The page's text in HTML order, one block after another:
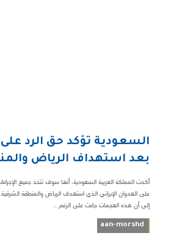
السعودية تؤكد حق الرد على
بعد استهداف الرياض
أكدت المملكة العربية السعودية، أنها سوف تتخذ جميع الإجراءات
على العدوان الإيراني الذي استهدف الرياض والمنطقة
إلى أن هذه الهجمات جاءت على الرغم ...
aan-morshd